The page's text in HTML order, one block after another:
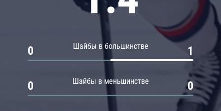
Шайбы в большинстве
0 1
Шайбы в меньшинстве
0 0